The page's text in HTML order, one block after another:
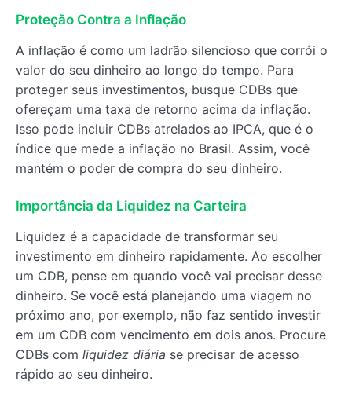
Proteção Contra a Inflação
A inflação é como um ladrão silencioso que corrói o
valor do seu dinheiro ao longo do tempo. Para
proteger seus investimentos, busque CDBs que
ofereçam uma taxa de retorno acima da inflação.
Isso pode incluir CDBs atrelados ao IPCA, que é o
índice que mede a inflação no Brasil. Assim, você
mantém o poder de compra do seu dinheiro.
Importância da Liquidez na Carteira
Liquidez é a capacidade de transformar seu
investimento em dinheiro rapidamente. Ao escolher
um CDB, pense em quando você vai precisar desse
dinheiro. Se você está planejando uma viagem no
próximo ano, por exemplo, não faz sentido investir
em um CDB com vencimento em dois anos. Procure
CDBs com liquidez diária se precisar de acesso
rápido ao seu dinheiro.